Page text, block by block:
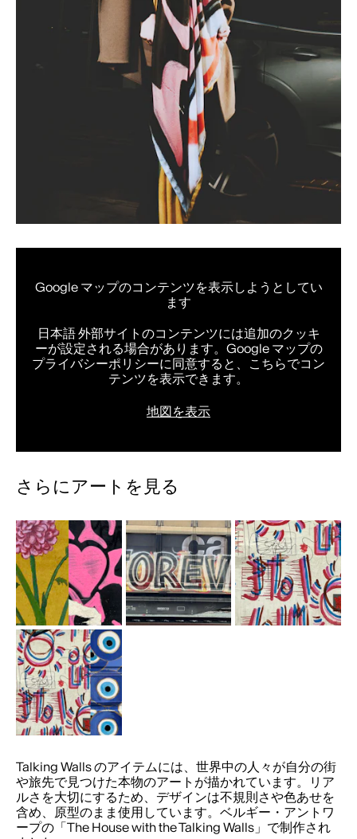
Google マップのコンテンツを表示しようとしてい
ます
日本語 外部サイトのコンテンツには追加のクッキ
ーが設定される場合があります。Google マップの
プライバシーポリシーに同意すると、こちらでコン
テンツを表示できます。
地図を表示
さらにアートを見る
Talking Walls のアイテムには、世界中の人々が自分の街
や旅先で見つけた本物のアートが描かれています。リア
ルさを大切にするため、デザインは不規則さや色あせを
含め、原型のまま使用しています。ベルギー・アントワ
ープの「The House with the Talking Walls」で制作され